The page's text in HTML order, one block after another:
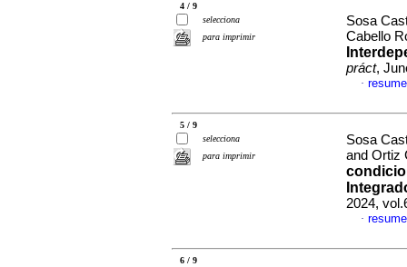
4 / 9
selecciona
para imprimir
Sosa
Cabello
práct,
·
5 / 9
selecciona
para imprimir
Sosa
and Ortiz
2024,
·
6 / 9